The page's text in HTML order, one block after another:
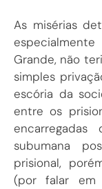
As misérias
Grande, não
simples
escória da
entre os
subumana
prisional,
(por falar em